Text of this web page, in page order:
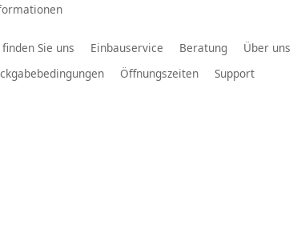
finden Sie uns Einbauservice Beratung
Über uns
Öffnungszeiten Support